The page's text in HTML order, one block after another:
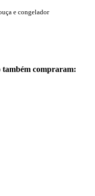
e congelador
também compraram: